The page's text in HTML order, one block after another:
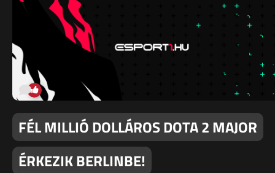
FÉL MILLIÓ DOLLÁROS DOTA 2 MAJOR
ÉRKEZIK BERLINBE!